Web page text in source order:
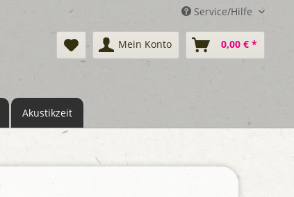
Service/Hilfe
Mein Konto 0,00 € *
Akustikzeit